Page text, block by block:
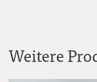
Weitere